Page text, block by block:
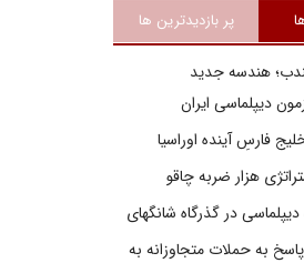
پر بازدیدترین ها
هندسه جدید
دیپلماسی ایران
فارسِ آینده اوراسیا
هزار ضربه چاقو
در گذرگاه شانگهای
به حملات متجاوزانه به